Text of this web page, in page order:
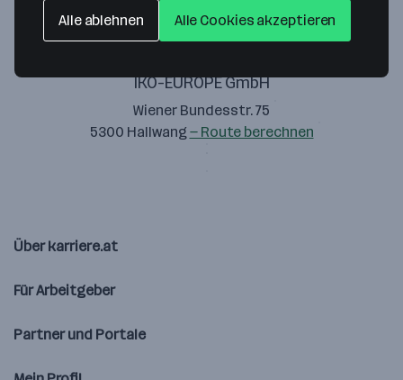
IKO-EUROPE GmbH
Wiener Bundesstr. 75
5300 Hallwang — Route berechnen
Über karriere.at
Für Arbeitgeber
Partner und Portale
Alle ablehnen Alle Cookies akzeptieren